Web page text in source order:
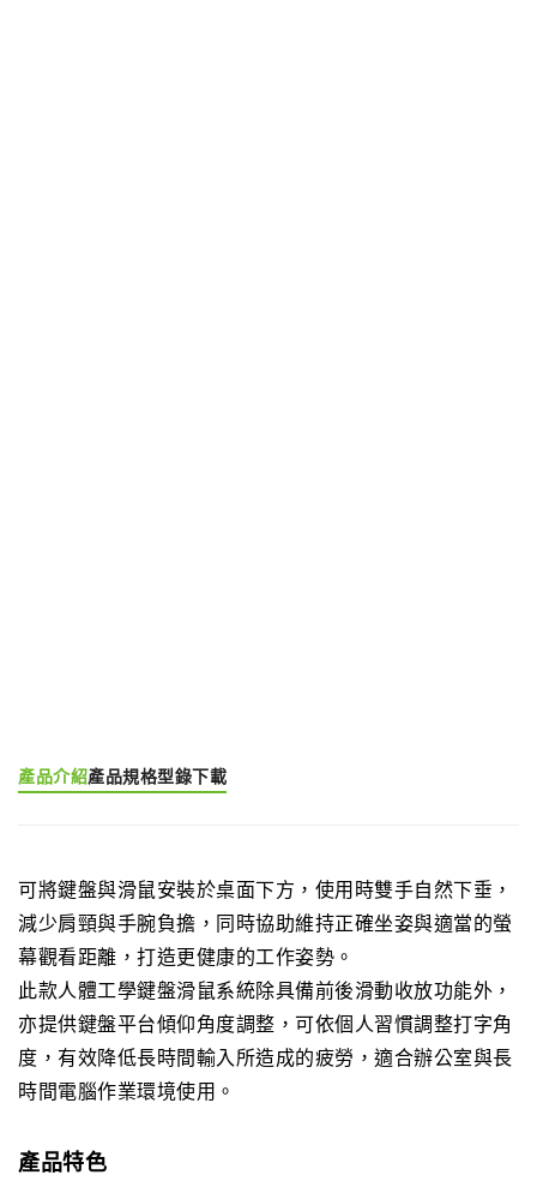
產品介紹產品規格型錄下載
可將鍵盤與滑鼠安裝於桌面下方，使用時雙手自然下垂，
減少肩頸與手腕負擔，同時協助維持正確坐姿與適當的螢
幕觀看距離，打造更健康的工作姿勢。
此款人體工學鍵盤滑鼠系統除具備前後滑動收放功能外，
亦提供鍵盤平台傾仰角度調整，可依個人習慣調整打字角
度，有效降低長時間輸入所造成的疲勞，適合辦公室與長
時間電腦作業環境使用。
產品特色